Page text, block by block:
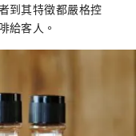
到其特徵都嚴格控
給客人。